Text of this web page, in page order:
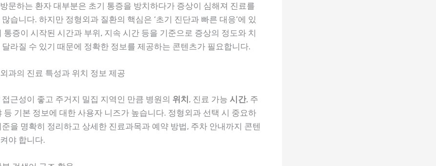
문하는 환자 대부분은 초기 통증을 방치하다가 증상이 심해져 진료를
습니다. 하지만 정형외과 질환의 핵심은 ‘초기 진단과 빠른 대응’에 있
통증이 시작된 시간과 부위, 지속 시간 등을 기준으로 증상의 정도와 치
달라질 수 있기 때문에 정확한 정보를 제공하는 콘텐츠가 필요합니다.
과의 진료 특성과 위치 정보 제공
근성이 좋고 주거지 밀집 지역인 만큼 병원의 위치, 진료 가능 시간, 주
등 기본 정보에 대한 사용자 니즈가 높습니다. 정형외과 선택 시 중요하
을 명확히 정리하고 상세한 진료과목과 예약 방법, 주차 안내까지 콘텐
야 합니다.